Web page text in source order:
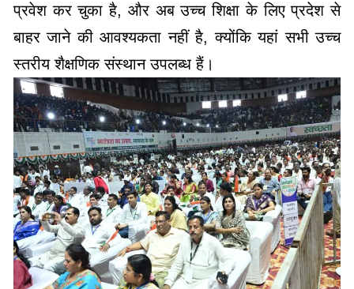
प्रवेश कर चुका है, और अब उच्च शिक्षा के लिए प्रदेश से
बाहर जाने की आवश्यकता नहीं है, क्योंकि यहां सभी उच्च
स्तरीय शैक्षणिक संस्थान उपलब्ध हैं।